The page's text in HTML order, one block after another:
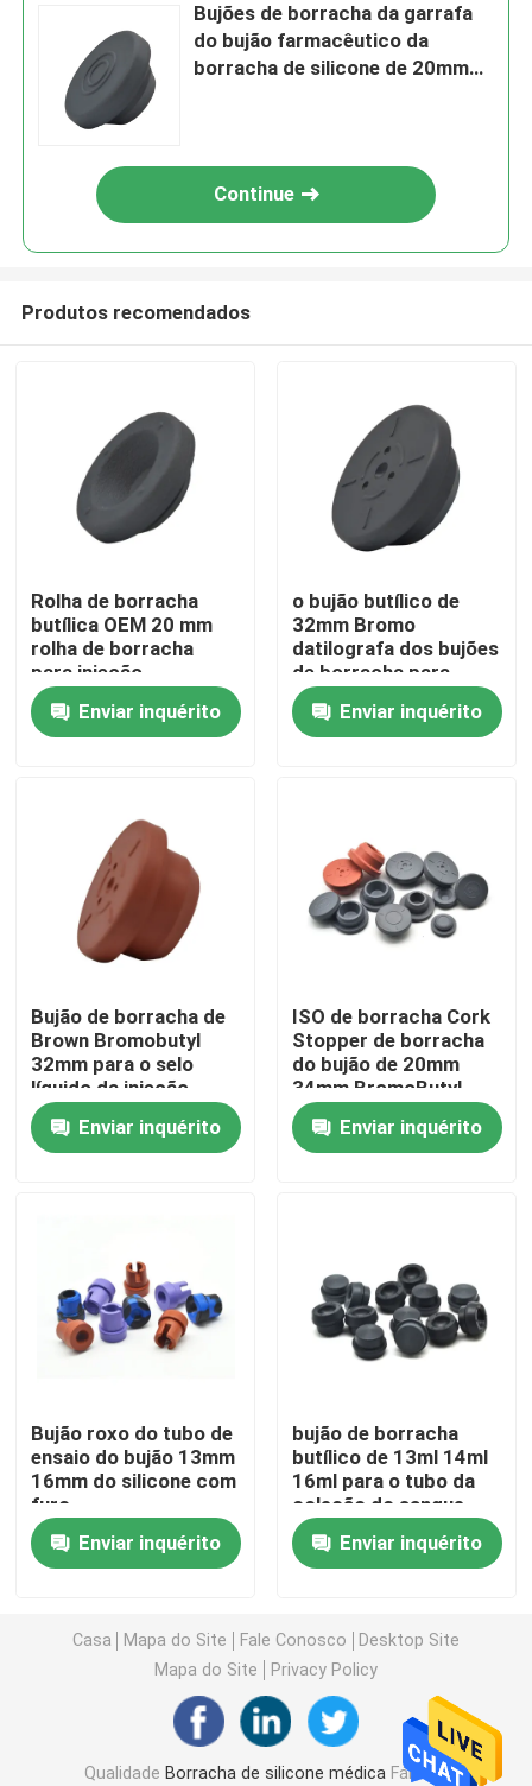
Produtos
Quem Somos
Controle de Qualidade
Fale Conosco
Pedir um orçamento
Borracha de silicone médica
Acessórios da seringa
Bujão de borracha butílico
Peças preenchidas da seringa
Tubo médico do silicone
Tubo de drenagem
Bujões de borracha da garrafa
do bujão farmacêutico da
borracha de silicone de 20mm
Continue
Produtos recomendados
Rolha de borracha
butílica OEM 20 mm
rolha de borracha
para injeção
Enviar inquérito
o bujão butílico de
32mm Bromo
datilografa dos bujões
de borracha para
fármacos
Enviar inquérito
Bujão de borracha de
Brown Bromobutyl
32mm para o selo
líquido da injeção
Enviar inquérito
ISO de borracha Cork
Stopper de borracha
do bujão de 20mm
34mm BromoButyl
Enviar inquérito
Bujão roxo do tubo de
ensaio do bujão 13mm
16mm do silicone com
furo
Enviar inquérito
bujão de borracha
butílico de 13ml 14ml
16ml para o tubo da
coleção do sangue
Enviar inquérito
Casa Mapa do Site Fale Conosco
Desktop Site
Mapa do Site
Privacy Policy
Qualidade Borracha de silicone médica Fábrica